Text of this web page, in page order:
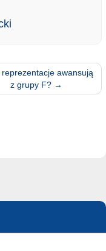
reprezentacje awansują
z grupy F? →